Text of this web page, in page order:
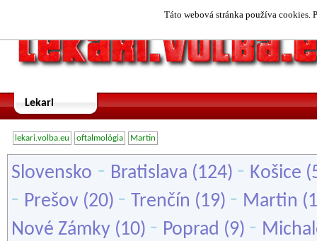
Táto webová stránka používa cookies.
Lekari
lekari.volba.eu oftalmológia Martin
Slovensko - Bratislava (124) - Košice
- Prešov (20) - Trenčín (19) - Martin
Nové Zámky (10) - Poprad (9) -